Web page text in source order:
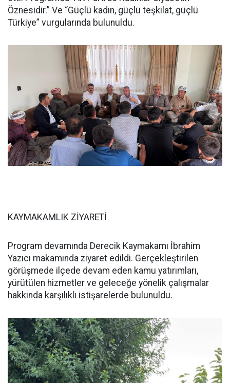
Öznesidir.” Ve “Güçlü kadın, güçlü teşkilat, güçlü
Türkiye” vurgularında bulunuldu.
KAYMAKAMLIK ZİYARETİ
Program devamında Derecik Kaymakamı İbrahim
Yazıcı makamında ziyaret edildi. Gerçekleştirilen
görüşmede ilçede devam eden kamu yatırımları,
yürütülen hizmetler ve geleceğe yönelik çalışmalar
hakkında karşılıklı istişarelerde bulunuldu.